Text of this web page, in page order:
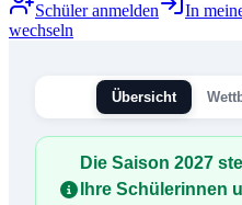
Schüler anmelden In
wechseln
Übersicht
Die Saison 2027
Ihre Schülerinnen